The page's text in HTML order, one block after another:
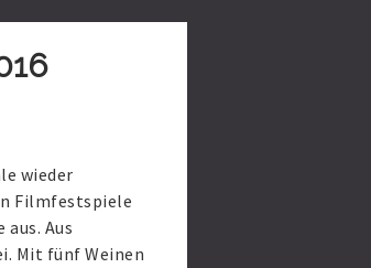
wieder
Filmfestspiele
Aus
Mit fünf Weinen